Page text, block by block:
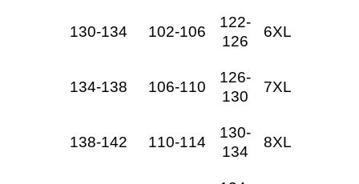
6XL
122-
126
102-106
130-134
7XL
126-
130
106-110
134-138
8XL
130-
134
110-114
138-142